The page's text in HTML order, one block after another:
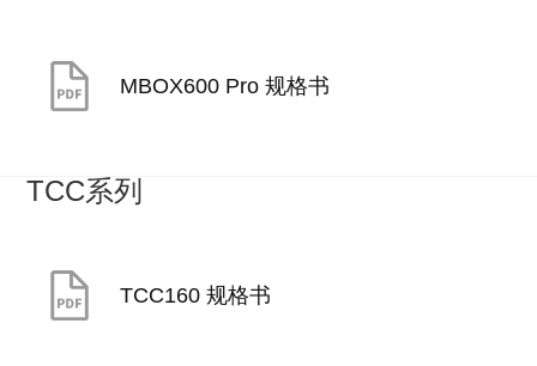
MBOX600 Pro 规格书
TCC系列
TCC160 规格书